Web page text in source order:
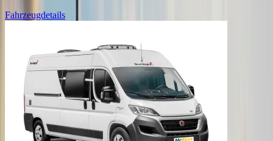
Fahrzeugdetails